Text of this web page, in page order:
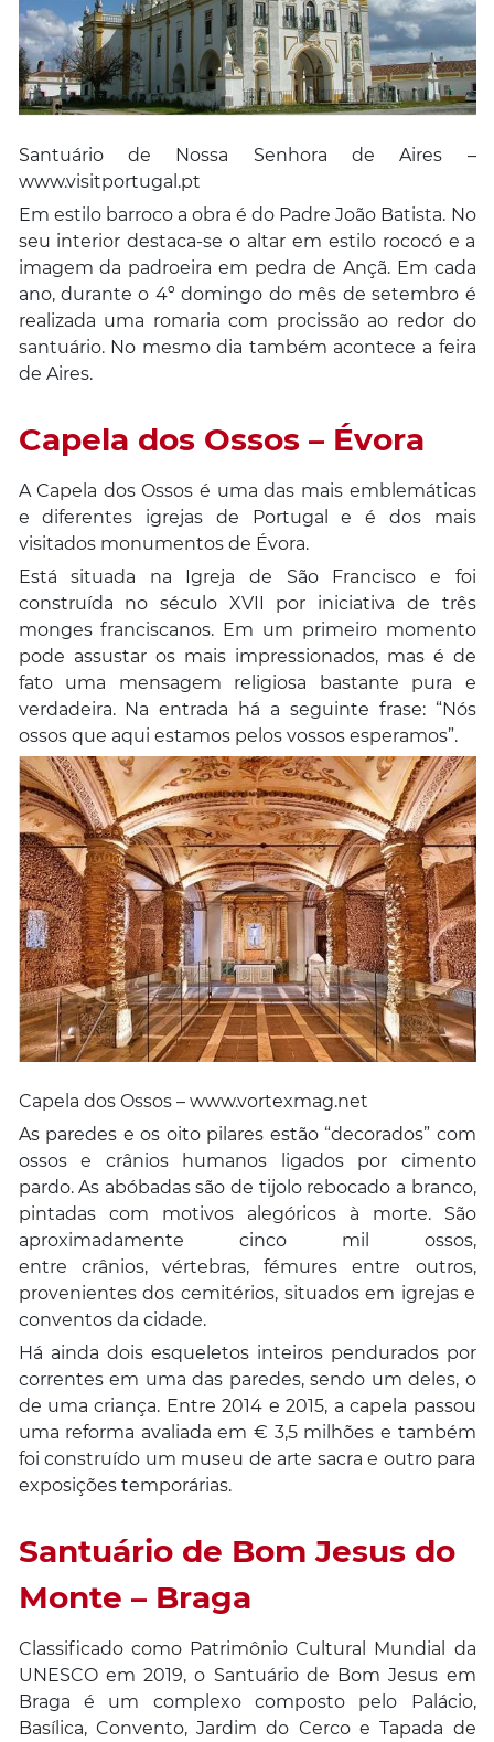
Santuário de Nossa Senhora de Aires –
www.visitportugal.pt
Em estilo barroco a obra é do Padre João Batista. No
seu interior destaca-se o altar em estilo rococó e a
imagem da padroeira em pedra de Ançã. Em cada
ano, durante o 4º domingo do mês de setembro é
realizada uma romaria com procissão ao redor do
santuário. No mesmo dia também acontece a feira
de Aires.
Capela dos Ossos – Évora
A Capela dos Ossos é uma das mais emblemáticas
e diferentes igrejas de Portugal e é dos mais
visitados monumentos de Évora.
Está situada na Igreja de São Francisco e foi
construída no século XVII por iniciativa de três
monges franciscanos. Em um primeiro momento
pode assustar os mais impressionados, mas é de
fato uma mensagem religiosa bastante pura e
verdadeira. Na entrada há a seguinte frase: “Nós
ossos que aqui estamos pelos vossos esperamos”.
Capela dos Ossos – www.vortexmag.net
As paredes e os oito pilares estão “decorados” com
ossos e crânios humanos ligados por cimento
pardo. As abóbadas são de tijolo rebocado a branco,
pintadas com motivos alegóricos à morte. São
aproximadamente cinco mil ossos,
entre crânios, vértebras, fémures entre outros,
provenientes dos cemitérios, situados em igrejas e
conventos da cidade.
Há ainda dois esqueletos inteiros pendurados por
correntes em uma das paredes, sendo um deles, o
de uma criança. Entre 2014 e 2015, a capela passou
uma reforma avaliada em € 3,5 milhões e também
foi construído um museu de arte sacra e outro para
exposições temporárias.
Santuário de Bom Jesus do
Monte – Braga
Classificado como Patrimônio Cultural Mundial da
UNESCO em 2019, o Santuário de Bom Jesus em
Braga é um complexo composto pelo Palácio,
Basílica, Convento, Jardim do Cerco e Tapada de